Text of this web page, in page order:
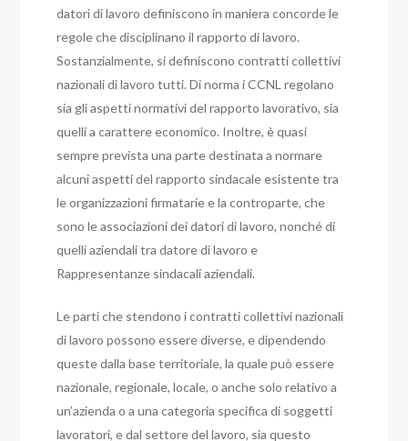
datori di lavoro definiscono in maniera concorde le
regole che disciplinano il rapporto di lavoro.
Sostanzialmente, si definiscono contratti collettivi
nazionali di lavoro tutti. Di norma i CCNL regolano
sia gli aspetti normativi del rapporto lavorativo, sia
quelli a carattere economico. Inoltre, è quasi
sempre prevista una parte destinata a normare
alcuni aspetti del rapporto sindacale esistente tra
le organizzazioni firmatarie e la controparte, che
sono le associazioni dei datori di lavoro, nonché di
quelli aziendali tra datore di lavoro e
Rappresentanze sindacali aziendali.
Le parti che stendono i contratti collettivi nazionali
di lavoro possono essere diverse, e dipendendo
queste dalla base territoriale, la quale può essere
nazionale, regionale, locale, o anche solo relativo a
un’azienda o a una categoria specifica di soggetti
lavoratori, e dal settore del lavoro, sia questo